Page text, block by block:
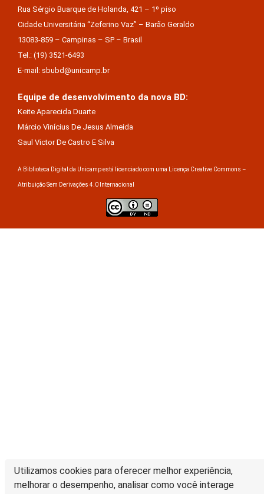
Utilizamos cookies para oferecer melhor experiência,
melhorar o desempenho, analisar como você interage
Rua Sérgio Buarque de Holanda, 421 – 1º piso
Cidade Universitária “Zeferino Vaz” – Barão Geraldo
13083-859 – Campinas – SP – Brasil
Tel.: (19) 3521-6493
E-mail: sbubd@unicamp.br
Equipe de desenvolvimento da nova BD:
Keite Aparecida Duarte
Márcio Vinícius De Jesus Almeida
Saul Victor De Castro E Silva
A Biblioteca Digital da Unicamp está licenciado com uma Licença Creative Commons –
Atribuição Sem Derivações 4.0 Internacional